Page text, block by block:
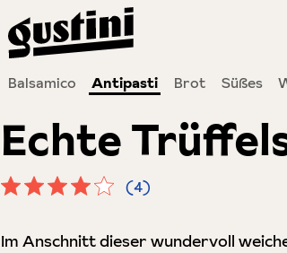
Balsamico Antipasti Brot Süßes
Echte
(4)
Im Anschnitt dieser wundervoll